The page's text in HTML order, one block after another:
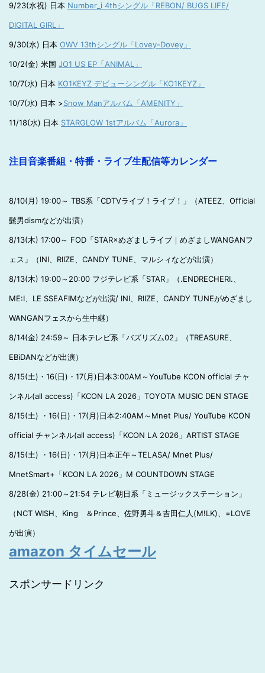
9/23(水祝) 日本 Number_i 4thシングル「REBON/ BUGS LIFE/
DIGITAL GIRL」
9/30(水) 日本 OWV 13thシングル「Lovey-Dovey」
10/2(金) 米国 JO1 US EP「ANIMAL」
10/7(水) 日本 KO1KEYZ デビューシングル「KO1KEYZ」
10/7(水) 日本 >Snow Manアルバム「AMENITY」
11/18(水) 日本 STARGLOW 1stアルバム「Aurora」
注目音楽番組・特番・ライブ生配信等カレンダー
8/10(月) 19:00～ TBS系「CDTVライブ！ライブ！」（ATEEZ、Official
髭男dismなどが出演）
8/13(木) 17:00～ FOD「STAR×めざましライブ｜めざましWANGANフ
ェス」（INI、RIIZE、CANDY TUNE、マルシィなどが出演）
8/13(木) 19:00～20:00 フジテレビ系「STAR」（.ENDRECHERI.、
ME:I、LE SSEAFIMなどが出演/ INI、RIIZE、CANDY TUNEがめざまし
WANGANフェスから生中継）
8/14(金) 24:59～ 日本テレビ系「バズリズム02」（TREASURE、
EBiDANなどが出演）
8/15(土)・16(日)・17(月)日本3:00AM～YouTube KCON official チャ
ンネル(all access)「KCON LA 2026」TOYOTA MUSIC DEN STAGE
8/15(土) ・16(日)・17(月)日本2:40AM～Mnet Plus/ YouTube KCON
official チャンネル(all access)「KCON LA 2026」ARTIST STAGE
8/15(土) ・16(日)・17(月)日本正午～TELASA/ Mnet Plus/
MnetSmart+「KCON LA 2026」M COUNTDOWN STAGE
8/28(金) 21:00～21:54 テレビ朝日系「ミュージックステーション」
（NCT WISH、King ＆Prince、佐野勇斗＆吉田仁人(M!LK)、=LOVE
が出演）
amazon タイムセール
スポンサードリンク